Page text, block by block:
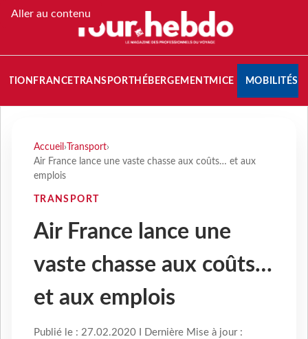
Aller au contenu
FRANCETRANSPORT HÉBERGEMENTMICE MOBILITÉS
Accueil › Transport›
Air France lance une vaste chasse aux coûts… et aux
emplois
TRANSPORT
Air France lance une
vaste chasse aux coûts…
et aux emplois
Publié le : 27.02.2020 I Dernière Mise à jour :